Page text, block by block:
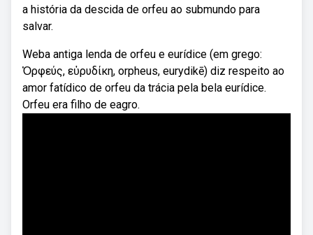
a história da descida de orfeu ao submundo para
salvar.
Weba antiga lenda de orfeu e eurídice (em grego:
Ὀρφεύς, εὐρυδίκη, orpheus, eurydikē) diz respeito ao
amor fatídico de orfeu da trácia pela bela eurídice.
Orfeu era filho de eagro.